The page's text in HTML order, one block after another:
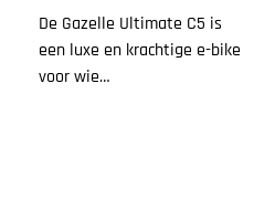
De Gazelle Ultimate C5 is
een luxe en krachtige e-bike
voor wie…